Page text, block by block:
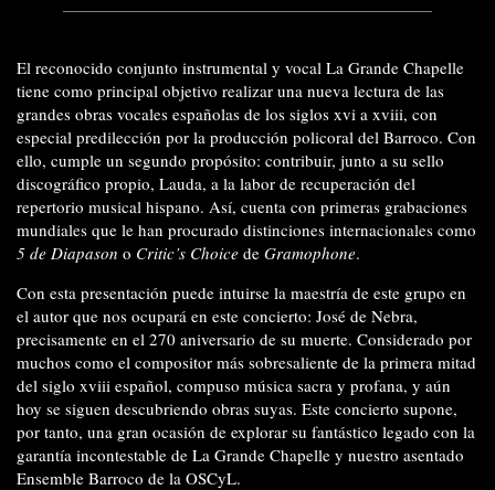
El reconocido conjunto instrumental y vocal La Grande Chapelle
tiene como principal objetivo realizar una nueva lectura de las
grandes obras vocales españolas de los siglos xvi a xviii, con
especial predilección por la producción policoral del Barroco. Con
ello, cumple un segundo propósito: contribuir, junto a su sello
discográfico propio, Lauda, a la labor de recuperación del
repertorio musical hispano. Así, cuenta con primeras grabaciones
mundiales que le han procurado distinciones internacionales como
5 de Diapason o Critic’s Choice de Gramophone.
Con esta presentación puede intuirse la maestría de este grupo en
el autor que nos ocupará en este concierto: José de Nebra,
precisamente en el 270 aniversario de su muerte. Considerado por
muchos como el compositor más sobresaliente de la primera mitad
del siglo xviii español, compuso música sacra y profana, y aún
hoy se siguen descubriendo obras suyas. Este concierto supone,
por tanto, una gran ocasión de explorar su fantástico legado con la
garantía incontestable de La Grande Chapelle y nuestro asentado
Ensemble Barroco de la OSCyL.